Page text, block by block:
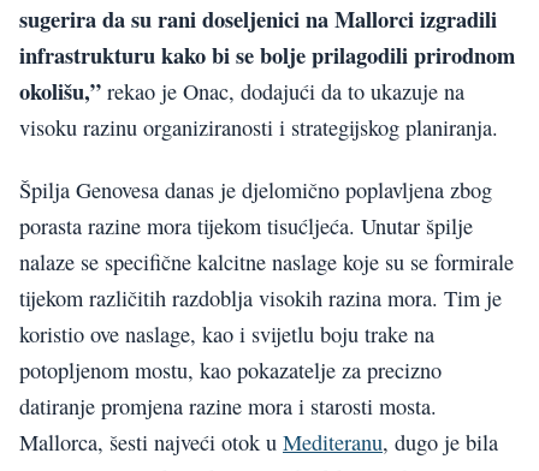
sugerira da su rani doseljenici na Mallorci izgradili
infrastrukturu kako bi se bolje prilagodili prirodnom
okolišu,” rekao je Onac, dodajući da to ukazuje na
visoku razinu organiziranosti i strategijskog planiranja.
Špilja Genovesa danas je djelomično poplavljena zbog
porasta razine mora tijekom tisućljeća. Unutar špilje
nalaze se specifične kalcitne naslage koje su se formirale
tijekom različitih razdoblja visokih razina mora. Tim je
koristio ove naslage, kao i svijetlu boju trake na
potopljenom mostu, kao pokazatelje za precizno
datiranje promjena razine mora i starosti mosta.
Mallorca, šesti najveći otok u Mediteranu, dugo je bila